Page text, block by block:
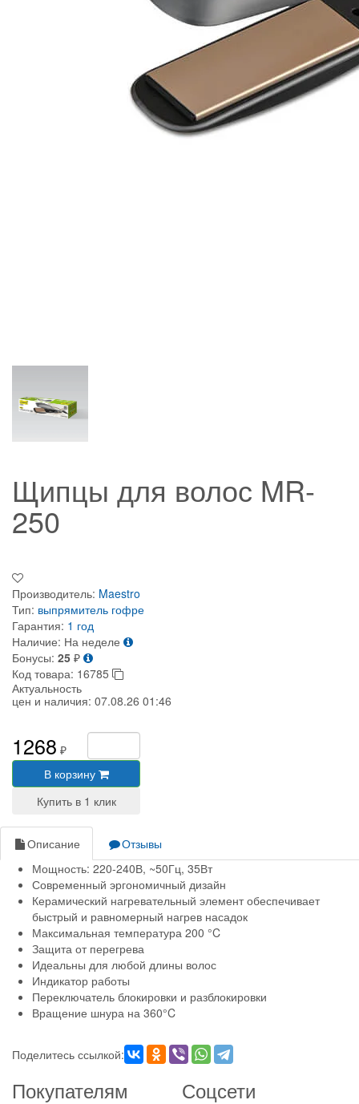
Щипцы для волос MR-
250
Производитель: Maestro
Тип: выпрямитель гофре
Гарантия: 1 год
Наличие: На неделе
Бонусы: 25 ₽
Код товара: 16785
Актуальность
цен и наличия: 07.08.26 01:46
1268 ₽
В корзину
Описание
Отзывы
Мощность: 220-240В, ~50Гц, 35Вт
Современный эргономичный дизайн
Керамический нагревательный элемент обеспечивает
быстрый и равномерный нагрев насадок
Максимальная температура 200 °C
Защита от перегрева
Идеальны для любой длины волос
Индикатор работы
Переключатель блокировки и разблокировки
Вращение шнура на 360°C
Поделитесь ссылкой:
Покупателям Соцсети